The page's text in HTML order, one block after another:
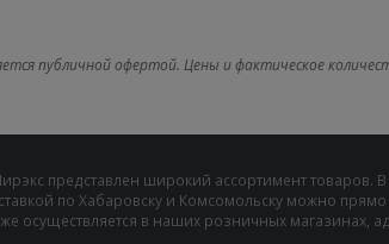
публичной офертой. Цены и фактическое
представлен широкий ассортимент
по Хабаровску и Комсомольску можно
осуществляется в наших розничных магазинах,